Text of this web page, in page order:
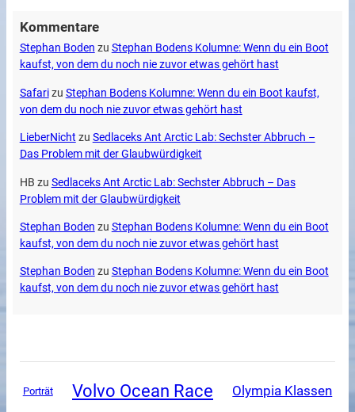
Kommentare
Stephan Boden zu Stephan Bodens Kolumne: Wenn du ein Boot
kaufst, von dem du noch nie zuvor etwas gehört hast
Safarizu Stephan Bodens Kolumne: Wenn du ein Boot kaufst,
von dem du noch nie zuvor etwas gehört hast
LieberNicht zu Sedlaceks Ant Arctic Lab: Sechster Abbruch –
Das Problem mit der Glaubwürdigkeit
HB zu Sedlaceks Ant Arctic Lab: Sechster Abbruch – Das
Problem mit der Glaubwürdigkeit
Stephan Boden zu Stephan Bodens Kolumne: Wenn du ein Boot
kaufst, von dem du noch nie zuvor etwas gehört hast
Stephan Boden zu Stephan Bodens Kolumne: Wenn du ein Boot
kaufst, von dem du noch nie zuvor etwas gehört hast
Porträt Volvo Ocean Race Olympia Klassen